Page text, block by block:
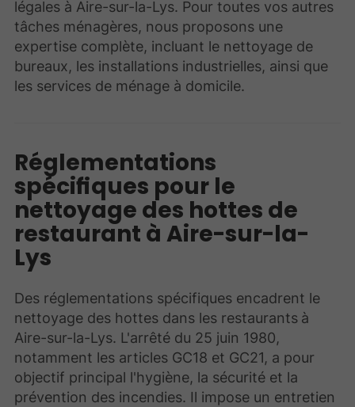
légales à Aire-sur-la-Lys. Pour toutes vos autres
tâches ménagères, nous proposons une
expertise complète, incluant le nettoyage de
bureaux, les installations industrielles, ainsi que
les services de ménage à domicile.
Réglementations
spécifiques pour le
nettoyage des hottes de
restaurant à Aire-sur-la-
Lys
Des réglementations spécifiques encadrent le
nettoyage des hottes dans les restaurants à
Aire-sur-la-Lys. L'arrêté du 25 juin 1980,
notamment les articles GC18 et GC21, a pour
objectif principal l'hygiène, la sécurité et la
prévention des incendies. Il impose un entretien